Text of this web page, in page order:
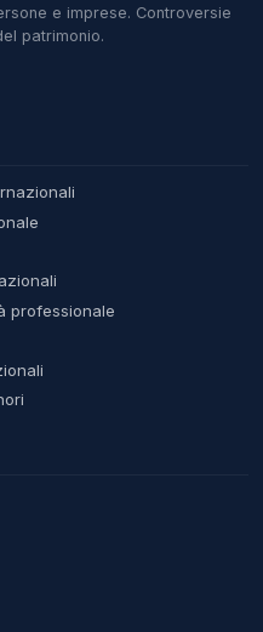
e imprese. Controversie
patrimonio.
professionale